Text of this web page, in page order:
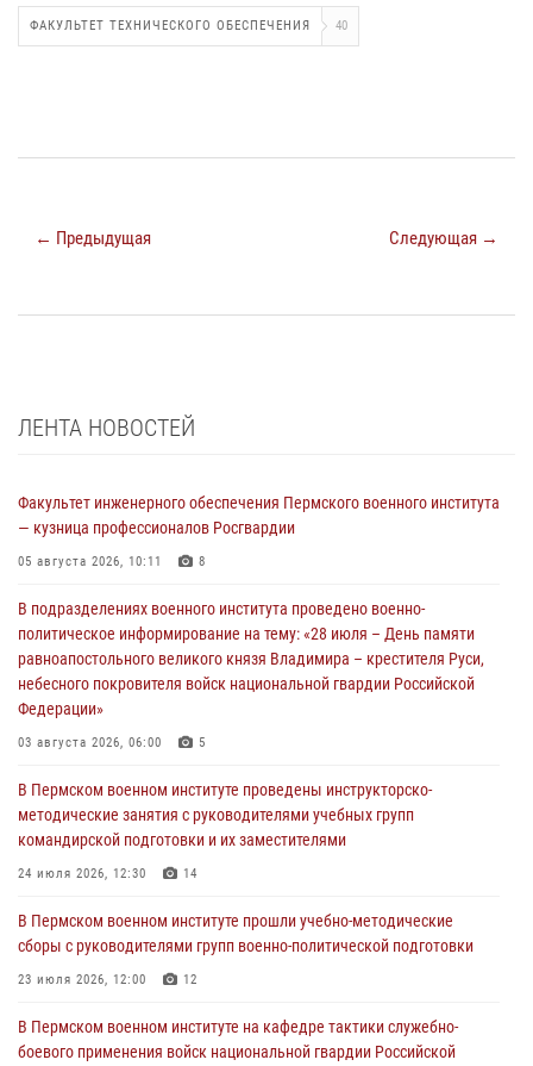
ФАКУЛЬТЕТ ТЕХНИЧЕСКОГО ОБЕСПЕЧЕНИЯ 40
← Предыдущая Следующая →
ЛЕНТА НОВОСТЕЙ
Факультет инженерного обеспечения Пермского военного института
— кузница профессионалов Росгвардии
05 августа 2026, 10:11 8
В подразделениях военного института проведено военно-
политическое информирование на тему: «28 июля – День памяти
равноапостольного великого князя Владимира – крестителя Руси,
небесного покровителя войск национальной гвардии Российской
Федерации»
03 августа 2026, 06:00 5
В Пермском военном институте проведены инструкторско-
методические занятия с руководителями учебных групп
командирской подготовки и их заместителями
24 июля 2026, 12:30 14
В Пермском военном институте прошли учебно-методические
сборы с руководителями групп военно-политической подготовки
23 июля 2026, 12:00 12
В Пермском военном институте на кафедре тактики служебно-
боевого применения войск национальной гвардии Российской